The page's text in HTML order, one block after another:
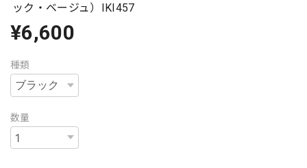
ック・ベージュ）IKI457
¥6,600
種類
数量